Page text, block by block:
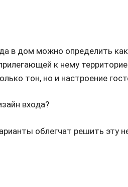
в дом можно определить
к нему
тон, но и настроение
входа?
облегчат решить эту